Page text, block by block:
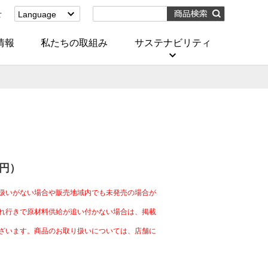
Language
(Corporate)
報 私たちの取組み サステナビリティ
）
いがない場合や販売地域内でも未発売の場合が
行きで原材料供給が追い付かない場合は、掲載
います。商品のお取り扱いについては、店舗に